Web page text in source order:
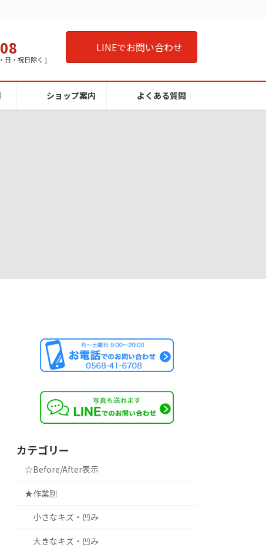
日・祝日除く ]
LINEでお問い合わせ
ショップ案内 よくある質問
カテゴリー
☆Before/After表示
★作業別
小さなキズ・凹み
大きなキズ・凹み